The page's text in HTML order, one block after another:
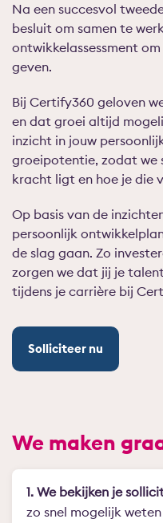
Na een succesvol
besluit om samen te
ontwikkelassessment
geven.
Bij Certify360 geloven
en dat groei altijd
inzicht in jouw
groeipotentie, zodat we
kracht ligt en hoe je die
Op basis van de
persoonlijk
de slag gaan. Zo
zorgen we dat jij je
tijdens je carrière bij
Solliciteer nu
We maken
1. We bekijken je
zo snel mogelijk